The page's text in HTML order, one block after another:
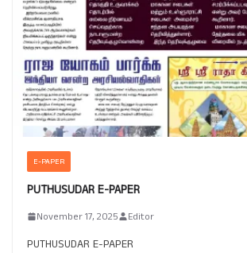
E-PAPER
PUTHUSUDAR E-PAPER
November 17, 2025 Editor
PUTHUSUDAR E-PAPER